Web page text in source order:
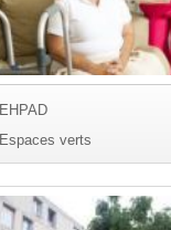
EHPAD
Espaces verts